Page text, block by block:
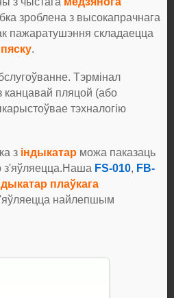
зроблена з высокапрачнага
пажаратушэння складаецца
.
Тэрмінал
канцавай пляцой (або
тэхналогію
з індыкатар можа паказаць
з'яўляецца.Наша FS-010, FB-
плаўкага
найлепшым